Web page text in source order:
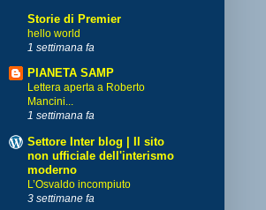
Storie di Premier
hello world
1 settimana fa
PIANETA SAMP
Lettera aperta a Roberto
Mancini...
1 settimana fa
Settore Inter blog | Il sito
non ufficiale dell'interismo
moderno
L’Osvaldo incompiuto
3 settimane fa